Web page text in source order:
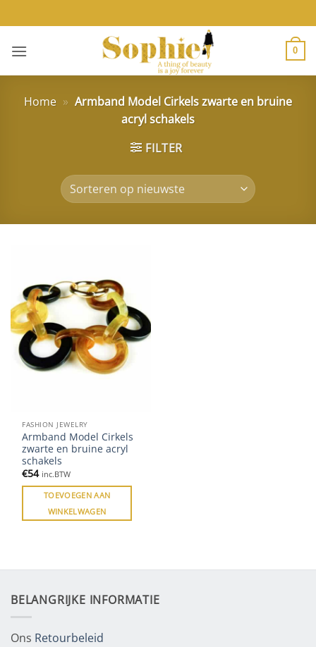
naar
inhoud
0
Home » Armband Model Cirkels zwarte en bruine
acryl schakels
FILTER
FASHION JEWELRY
Armband Model Cirkels
zwarte en bruine acryl
schakels
€54 inc.BTW
TOEVOEGEN AAN
WINKELWAGEN
BELANGRIJKE INFORMATIE
Ons Retourbeleid